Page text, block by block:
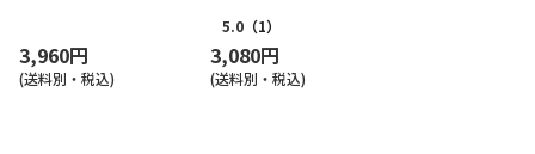
3,960円
(送料別・税込)
5.0 （1）
3,080円
(送料別・税込)